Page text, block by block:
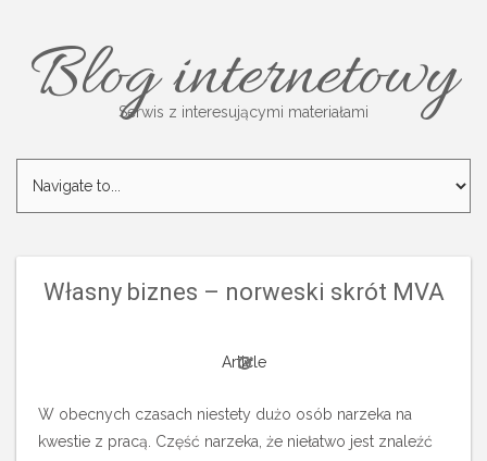
Blog internetowy
Serwis z interesującymi materiałami
Własny biznes – norweski skrót MVA
Article
W obecnych czasach niestety dużo osób narzeka na
kwestie z pracą. Część narzeka, że niełatwo jest znaleźć